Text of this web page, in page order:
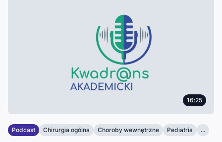
16:25
Podcast Chirurgia ogólna Choroby wewnętrzne Pediatria ...